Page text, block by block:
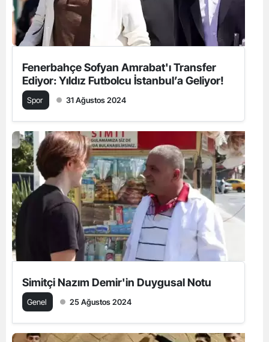
Fenerbahçe Sofyan Amrabat'ı Transfer
Ediyor: Yıldız Futbolcu İstanbul’a Geliyor!
Spor 31 Ağustos 2024
Simitçi Nazım Demir'in Duygusal Notu
Genel 25 Ağustos 2024